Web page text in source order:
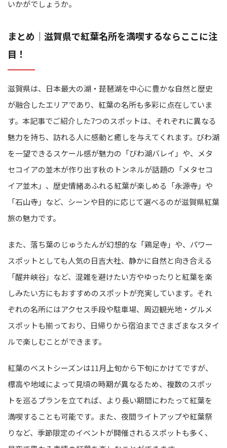
いかがでしょうか。
まとめ｜滋賀県で紅葉名所を満喫するならここに注
目！
滋賀県は、日本最大の湖・琵琶湖を中心に豊かな自然と歴史
が融合したエリアであり、紅葉の名所も多彩に点在していま
す。本記事でご紹介した7つのスポットは、それぞれに異なる
魅力を持ち、訪れる人に感動と癒しを与えてくれます。びわ湖
を一望できるスケール感が魅力の「びわ湖バレイ」や、メタ
セコイアの並木が作り出す秋のトンネルが話題の「メタセコ
イア並木」、歴史情緒あふれる紅葉が楽しめる「永源寺」や
「石山寺」など、シーンや目的に応じて選べるのが滋賀県紅葉
旅の魅力です。
また、落ち葉のじゅうたんが幻想的な「鶏足寺」や、パワー
スポットとしても人気の日吉大社、静かに自然と向き合える
「醒井峡谷」など、混雑を避けたい方やゆったりと紅葉を楽
しみたい方にもおすすめのスポットが充実しています。それ
ぞれの名所にはアクセス手段や駐車場、周辺観光地・グルメ
スポットも揃っており、日帰りから宿泊までさまざまなスタイ
ルで楽しむことができます。
紅葉のベストシーズンは11月上旬から下旬にかけてですが、
標高や地域によって見頃の時期が異なるため、複数のスポッ
トを巡るプランを立てれば、より長い期間にわたって紅葉を
満喫することも可能です。また、夜間ライトアップや紅葉祭
りなど、季節限定のイベントが開催されるスポットも多く、